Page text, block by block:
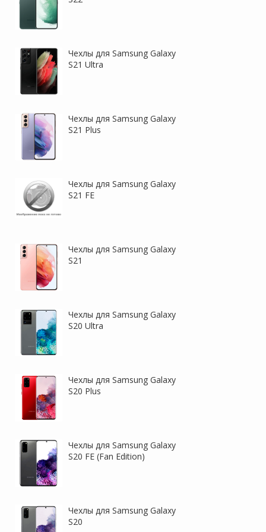
Чехлы для Samsung Galaxy
S21 Ultra
Чехлы для Samsung Galaxy
S21 Plus
Чехлы для Samsung Galaxy
S21 FE
Чехлы для Samsung Galaxy
S21
Чехлы для Samsung Galaxy
S20 Ultra
Чехлы для Samsung Galaxy
S20 Plus
Чехлы для Samsung Galaxy
S20 FE (Fan Edition)
Чехлы для Samsung Galaxy
S20